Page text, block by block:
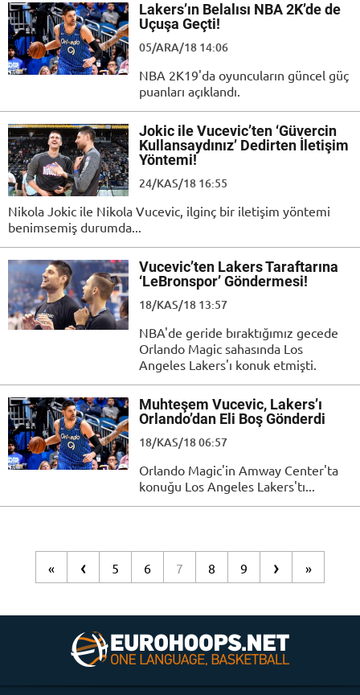
Lakers’ın Belalısı NBA 2K’de de
Uçuşa Geçti!
05/ARA/18 14:06
NBA 2K19'da oyuncuların güncel güç
puanları açıklandı.
Jokic ile Vucevic’ten ‘Güvercin
Kullansaydınız’ Dedirten İletişim
Yöntemi!
24/KAS/18 16:55
Nikola Jokic ile Nikola Vucevic, ilginç bir iletişim yöntemi
benimsemiş durumda...
Vucevic’ten Lakers Taraftarına
‘LeBronspor’ Göndermesi!
18/KAS/18 13:57
NBA'de geride bıraktığımız gecede
Orlando Magic sahasında Los
Angeles Lakers'ı konuk etmişti.
Muhteşem Vucevic, Lakers’ı
Orlando’dan Eli Boş Gönderdi
18/KAS/18 06:57
Orlando Magic'in Amway Center'ta
konuğu Los Angeles Lakers'tı...
« ‹ 5 6 7 8 9 › »